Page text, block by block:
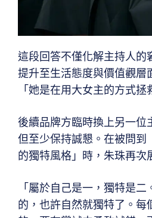
這段回答不僅化解主持人的
提升至生活態度與價值觀層
「她是在用大女主的方式拯
後續品牌方臨時換上另一位
但至少保持誠懇。在被問到
的獨特風格」時，朱珠再次
「屬於自己是一，獨特是
的，也許自然就獨特了。每